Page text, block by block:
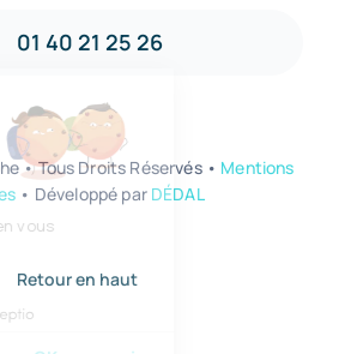
01 40 21 25 26
• Tous Droits Réservés • Mentions
• Développé par DÉDAL
Retour en haut
aimerait bien vous
par